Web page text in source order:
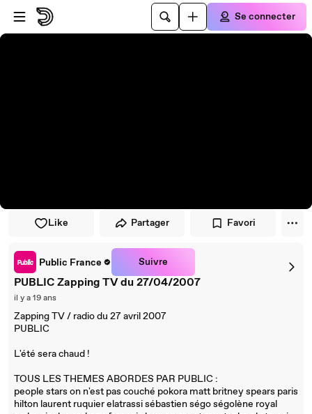
Passer au player
Passer au contenu principal
Se connecter
Like Partager Favori
Public France Suivre
PUBLIC Zapping TV du 27/04/2007
il y a 19 ans
Zapping TV / radio du 27 avril 2007
PUBLIC
L'été sera chaud !
TOUS LES THEMES ABORDES PAR PUBLIC :
people stars on n'est pas couché pokora matt britney spears paris
hilton laurent ruquier elatrassi sébastien ségo ségolène royal